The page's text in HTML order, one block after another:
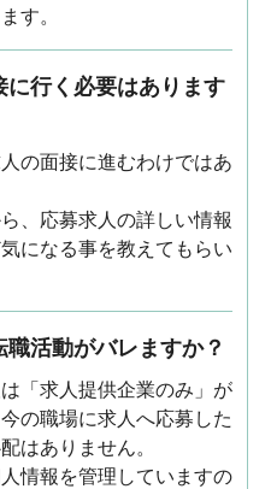
す。
行く必要はあります
の面接に進むわけではあ
、応募求人の詳しい情報
になる事を教えてもらい
活動がバレますか？
「求人提供企業のみ」が
の職場に求人へ応募した
はありません。
情報を管理していますの